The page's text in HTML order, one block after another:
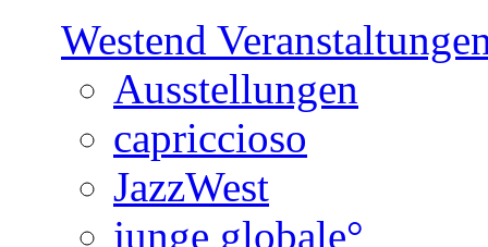
Westend
Ausstellungen
capriccioso
JazzWest
junge globale°